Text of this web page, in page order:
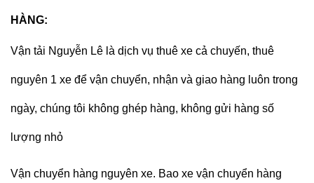
HÀNG:
Vận tải Nguyễn Lê là dịch vụ thuê xe cả chuyến, thuê
nguyên 1 xe để vận chuyển, nhận và giao hàng luôn trong
ngày, chúng tôi không ghép hàng, không gửi hàng số
lượng nhỏ
Vận chuyển hàng nguyên xe. Bao xe vận chuyển hàng